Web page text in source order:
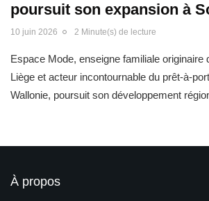
poursuit son expansion à
10 juin 2026 2 Minute(s) de lecture
Espace Mode, enseigne familiale originaire
Liège et acteur incontournable du prêt-à-
Wallonie, poursuit son développement
À propos